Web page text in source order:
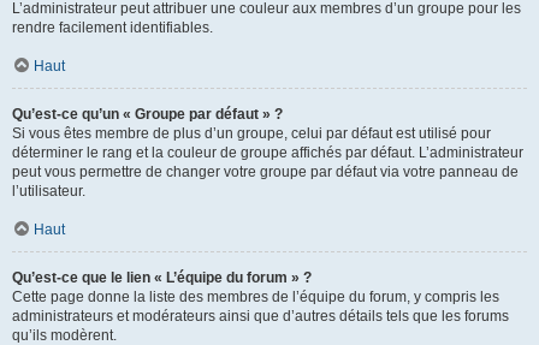
L’administrateur peut attribuer une couleur aux membres d’un groupe pour les
rendre facilement identifiables.
Haut
Qu’est-ce qu’un « Groupe par défaut » ?
Si vous êtes membre de plus d’un groupe, celui par défaut est utilisé pour
déterminer le rang et la couleur de groupe affichés par défaut. L’administrateur
peut vous permettre de changer votre groupe par défaut via votre panneau de
l’utilisateur.
Haut
Qu’est-ce que le lien « L’équipe du forum » ?
Cette page donne la liste des membres de l’équipe du forum, y compris les
administrateurs et modérateurs ainsi que d’autres détails tels que les forums
qu’ils modèrent.